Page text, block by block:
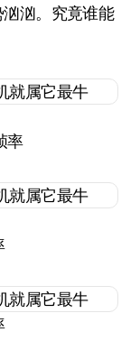
汹。究竟谁能
率